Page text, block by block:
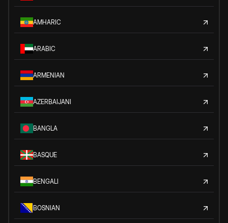
AMHARIC
ARABIC
ARMENIAN
AZERBAIJANI
BANGLA
BASQUE
BENGALI
BOSNIAN